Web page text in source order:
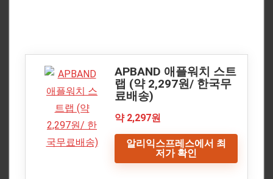
APBAND 애플워치 스트
랩 (약 2,297원/ 한국무
료배송)
약 2,297원
알리익스프레스에서 최
저가 확인